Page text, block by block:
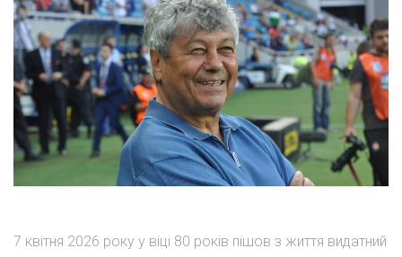
7 квітня 2026 року у віці 80 років пішов з життя видатний